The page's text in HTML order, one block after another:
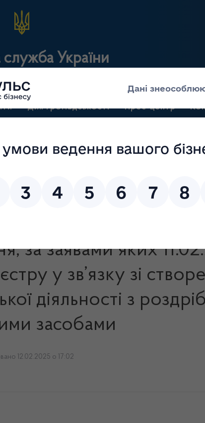
України
та контролю за наркотиками
Для громадськості Прес-центр
нагляд
виробництва лікарських
Ринковий
до даних Ліцензійного реєстру у зв’язку зі
за заявами яких
у зв’язку зі
діяльності з
засобами
12.02.2025 о 17:02